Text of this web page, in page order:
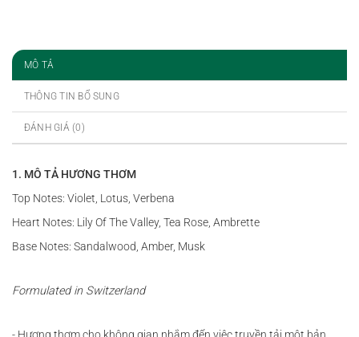
MÔ TẢ
THÔNG TIN BỔ SUNG
ĐÁNH GIÁ (0)
1. MÔ TẢ HƯƠNG THƠM
Top Notes: Violet, Lotus, Verbena
Heart Notes: Lily Of The Valley, Tea Rose, Ambrette
Base Notes: Sandalwood, Amber, Musk
Formulated in Switzerland